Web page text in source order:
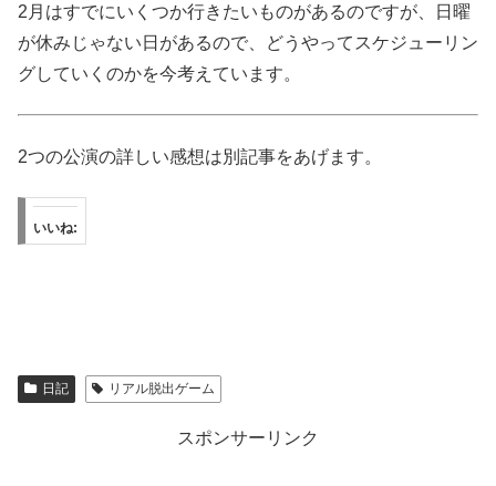
2月はすでにいくつか行きたいものがあるのですが、日曜
が休みじゃない日があるので、どうやってスケジューリン
グしていくのかを今考えています。
2つの公演の詳しい感想は別記事をあげます。
いいね:
日記 リアル脱出ゲーム
スポンサーリンク